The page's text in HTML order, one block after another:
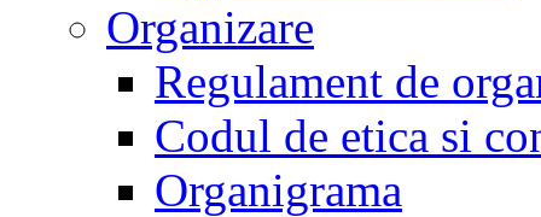
Organizare
Regulament de
Codul de etica si
Organigrama